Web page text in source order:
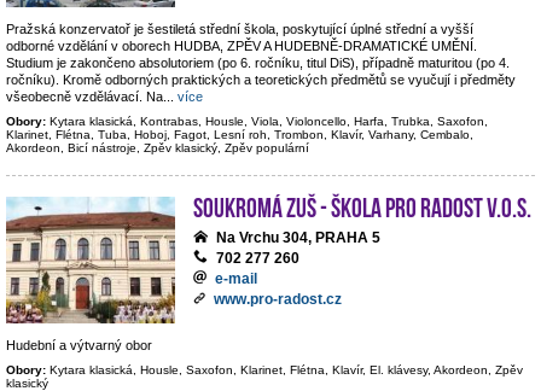
Pražská konzervatoř je šestiletá střední škola, poskytující úplné střední a vyšší
odborné vzdělání v oborech HUDBA, ZPĚV A HUDEBNĚ-DRAMATICKÉ UMĚNÍ.
Studium je zakončeno absolutoriem (po 6. ročníku, titul DiS), případně maturitou (po 4.
ročníku). Kromě odborných praktických a teoretických předmětů se vyučují i předměty
všeobecně vzdělávací. Na
více
Obory: Kytara klasická, Kontrabas, Housle, Viola, Violoncello, Harfa, Trubka, Saxofon,
Klarinet, Flétna, Tuba, Hoboj, Fagot, Lesní roh, Trombon, Klavír, Varhany, Cembalo,
Akordeon, Bicí nástroje, Zpěv klasický, Zpěv populární
Soukromá ZUŠ - Škola pro radost v.o.s.
Na Vrchu 304, PRAHA 5
702 277 260
e-mail
www.pro-radost.cz
Hudební a výtvarný obor
Obory: Kytara klasická, Housle, Saxofon, Klarinet, Flétna, Klavír, El. klávesy, Akordeon, Zpěv
klasický